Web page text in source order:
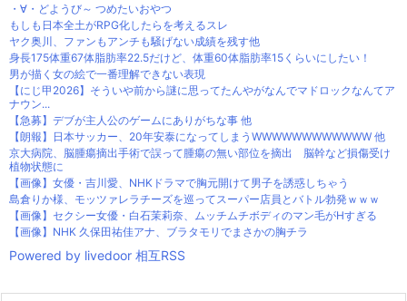
・∀・どようび～ つめたいおやつ
もしも日本全土がRPG化したらを考えるスレ
ヤク奥川、ファンもアンチも騒げない成績を残す他
身長175体重67体脂肪率22.5だけど、体重60体脂肪率15くらいにしたい！
男が描く女の絵で一番理解できない表現
【にじ甲2026】そういや前から謎に思ってたんやがなんでマドロックなんてア
ナウン...
【急募】デブが主人公のゲームにありがちな事 他
【朗報】日本サッカー、20年安泰になってしまうWWWWWWWWWWWW 他
京大病院、脳腫瘍摘出手術で誤って腫瘍の無い部位を摘出 脳幹など損傷受け
植物状態に
【画像】女優・吉川愛、NHKドラマで胸元開けて男子を誘惑しちゃう
島倉りか様、モッツァレラチーズを巡ってスーパー店員とバトル勃発ｗｗｗ
【画像】セクシー女優・白石茉莉奈、ムッチムチボディのマン毛がHすぎる
【画像】NHK 久保田祐佳アナ、ブラタモリでまさかの胸チラ
Powered by livedoor 相互RSS